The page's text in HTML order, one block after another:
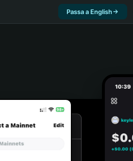
Passa a English